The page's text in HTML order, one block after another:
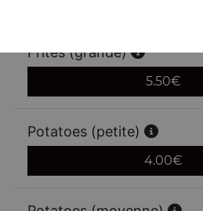
Frites (grande)
5.50€
Potatoes (petite)
4.00€